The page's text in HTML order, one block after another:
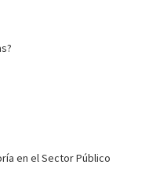
en el Sector Público